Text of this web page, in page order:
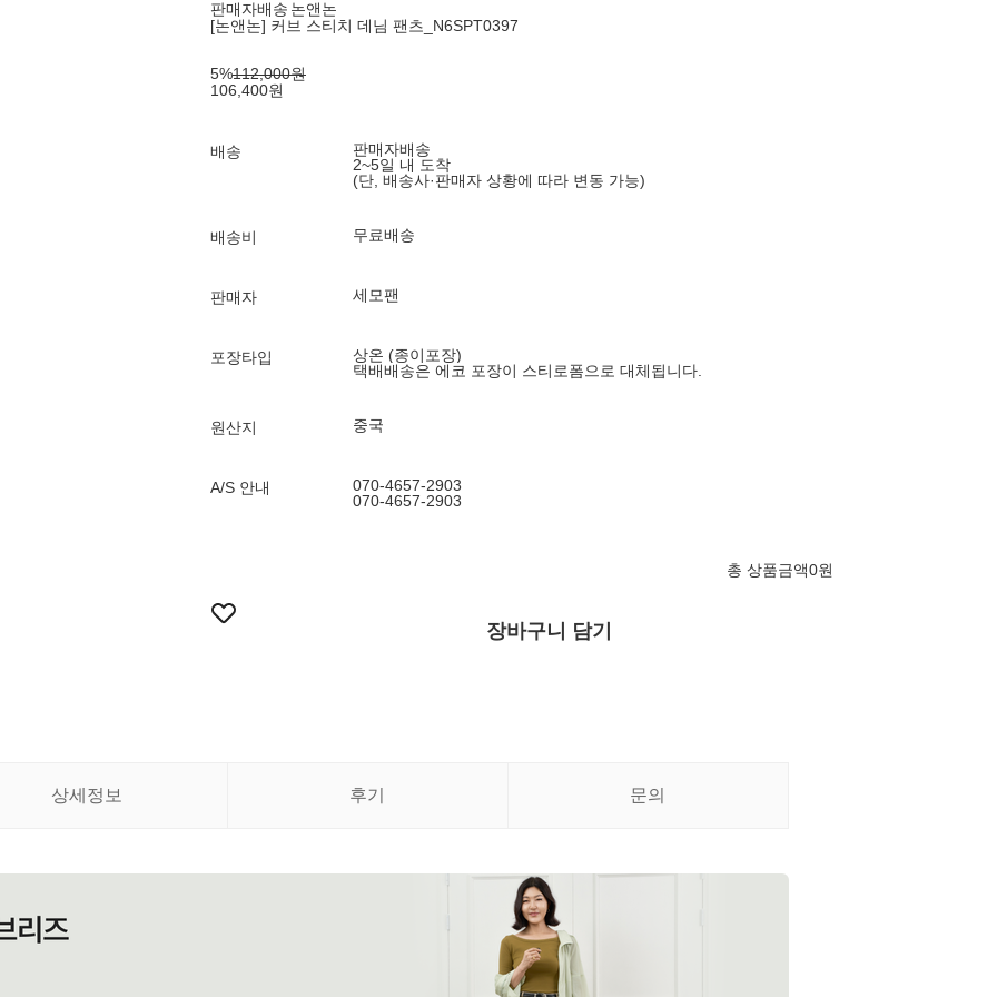
판매자배송 논앤논
[논앤논] 커브 스티치 데님 팬츠_N6SPT0397
5%112,000원
106,400원
배송
판매자배송
2~5일 내 도착
(단, 배송사·판매자 상황에 따라 변동 가능)
배송비 무료배송
판매자 세모팬
포장타입
상온 (종이포장)
택배배송은 에코 포장이 스티로폼으로 대체됩니다.
원산지 중국
A/S 안내
070-4657-2903
070-4657-2903
총 상품금액0원
장바구니 담기
상세정보 후기 문의